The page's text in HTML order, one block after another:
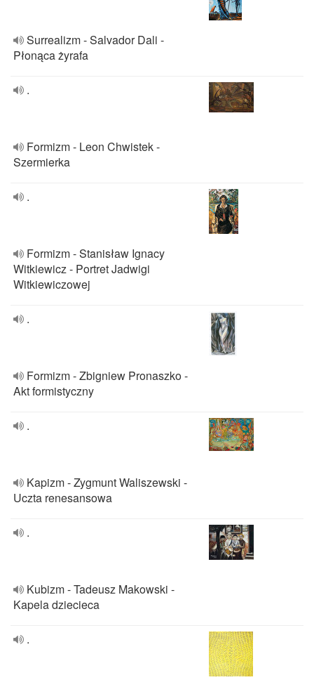
Surrealizm - Salvador Dali -
Płonąca żyrafa
.
Formizm - Leon Chwistek -
Szermierka
.
Formizm - Stanisław Ignacy
Witkiewicz - Portret Jadwigi
Witkiewiczowej
.
Formizm - Zbigniew Pronaszko -
Akt formistyczny
.
Kapizm - Zygmunt Waliszewski -
Uczta renesansowa
.
Kubizm - Tadeusz Makowski -
Kapela dziecieca
.